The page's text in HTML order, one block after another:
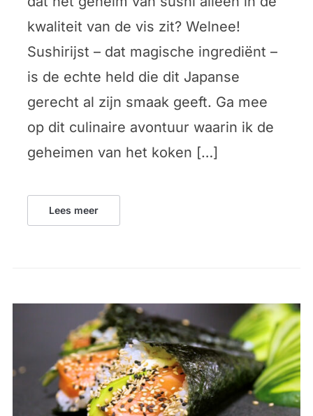
kwaliteit van de vis zit? Welnee!
Sushirijst – dat magische ingrediënt –
is de echte held die dit Japanse
gerecht al zijn smaak geeft. Ga mee
op dit culinaire avontuur waarin ik de
geheimen van het koken […]
Lees meer